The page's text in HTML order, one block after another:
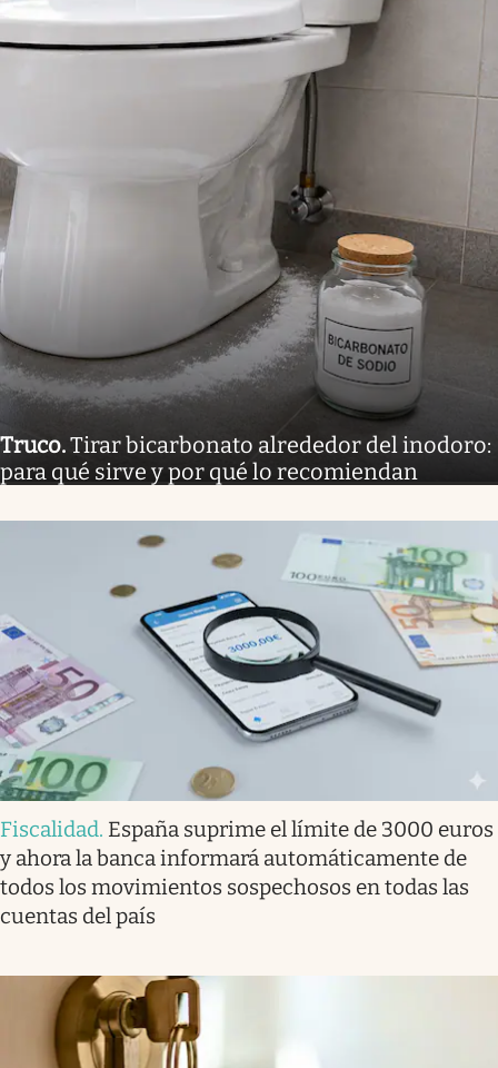
Truco.Tirar bicarbonato alrededor del inodoro:
para qué sirve y por qué lo recomiendan
Fiscalidad. España suprime el límite de 3000 euros
y ahora la banca informará automáticamente de
todos los movimientos sospechosos en todas las
cuentas del país